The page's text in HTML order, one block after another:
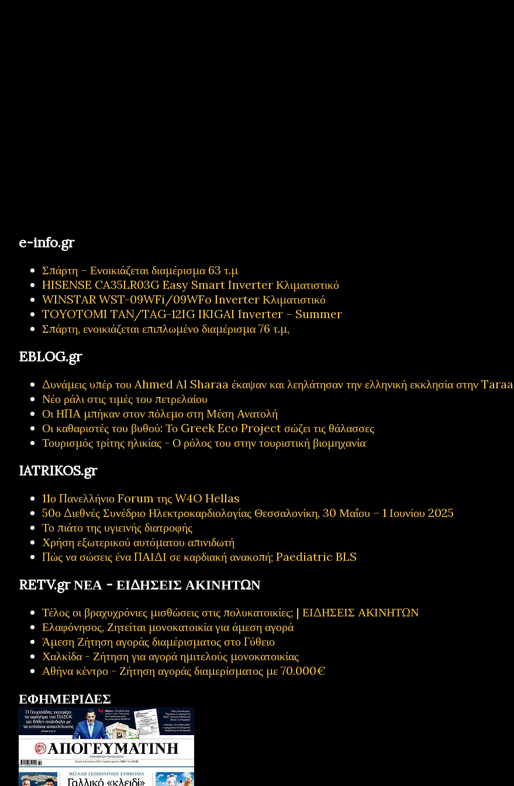
e-info.gr
Σπάρτη – Ενοικιάζεται διαμέρισμα 63 τ.μ
HISENSE CA35LR03G Easy Smart Inverter Κλιματιστικό
WINSTAR WST-09WFi/09WFo Inverter Κλιματιστικό
TOYOTOMI TAN/TAG-12IG IKIGAI Inverter – Summer
Σπάρτη, ενοικιάζεται επιπλωμένο διαμέρισμα 76 τ.μ,
EBLOG.gr
Δυνάμεις υπέρ του Ahmed Al Sharaa έκαψαν και λεηλάτησαν την ελληνική εκκλησία στην Taraa
Νέο ράλι στις τιμές του πετρελαίου
Οι ΗΠΑ μπήκαν στον πόλεμο στη Μέση Ανατολή
Οι καθαριστές του βυθού: Το Greek Eco Project σώζει τις θάλασσες
Τουρισμός τρίτης ηλικίας - Ο ρόλος του στην τουριστική βιομηχανία
IATRIKOS.gr
11ο Πανελλήνιο Forum της W4O Hellas
50ο Διεθνές Συνέδριο Ηλεκτροκαρδιολογίας Θεσσαλονίκη, 30 Μαΐου – 1 Ιουνίου 2025
Το πιάτο της υγιεινής διατροφής
Χρήση εξωτερικού αυτόματου απινιδωτή
Πώς να σώσεις ένα ΠΑΙΔΙ σε καρδιακή ανακοπή; Paediatric BLS
RETV.gr ΝΕΑ - ΕΙΔΗΣΕΙΣ ΑΚΙΝΗΤΩΝ
Τέλος οι βραχυχρόνιες μισθώσεις στις πολυκατοικίες; | ΕΙΔΗΣΕΙΣ ΑΚΙΝΗΤΩΝ
Ελαφόνησος, Ζητείται μονοκατοικία για άμεση αγορά
Άμεση Ζήτηση αγοράς διαμέρισματος στο Γύθειο
Χαλκίδα - Ζήτηση για αγορά ημιτελούς μονοκατοικίας
Αθήνα κέντρο - Ζήτηση αγοράς διαμερίσματος με 70.000€
ΕΦΗΜΕΡΙΔΕΣ